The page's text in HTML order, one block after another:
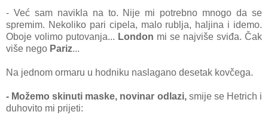
- Već sam navikla na to. Nije mi potrebno mnogo da se
spremim. Nekoliko pari cipela, malo rublja, haljina i idemo.
Oboje volimo putovanja... London mi se najviše sviđa. Čak
više nego Pariz...
Na jednom ormaru u hodniku naslagano desetak kovčega.
- Možemo skinuti maske, novinar odlazi, smije se Hetrich i
duhovito mi prijeti: